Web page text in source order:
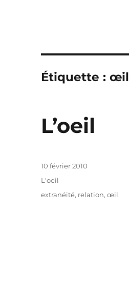
Étiquette :œil
L’oeil
Publié
10 février 2010
Catégories
L'oeil
Étiquettes
extranéité, relation,œil